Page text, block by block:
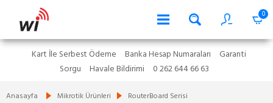
0
Kart İle Serbest Ödeme Banka Hesap Numaraları
Garanti
Sorgu
Havale Bildirimi 0 262 644 66 63
Anasayfa Mikrotik Ürünleri
RouterBoard Serisi